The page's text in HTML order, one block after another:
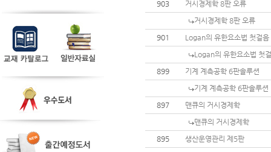
903
거시경제학 8판 오류
거시경제학 8판 오류
901
Logan의 유한요소법 첫걸
Logan의 유한요소법 첫
899
기계 계측공학 6판솔루션
기계 계측공학 6판솔루션
897
맨큐의 거시경제학
맨큐의 거시경제학
895
생산운영관리 제5판